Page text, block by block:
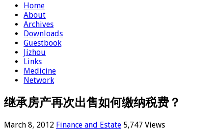
Home
About
Archives
Downloads
Guestbook
Jizhou
Links
Medicine
Network
继承房产再次出售如何缴纳税费？
March 8, 2012 Finance and Estate 5,747 Views